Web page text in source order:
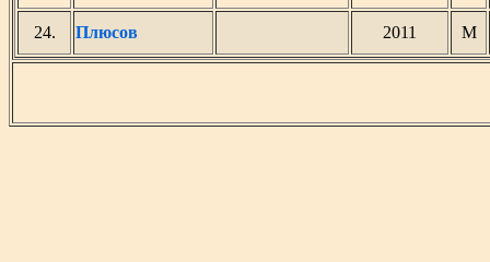
24. Плюсов 2011 М